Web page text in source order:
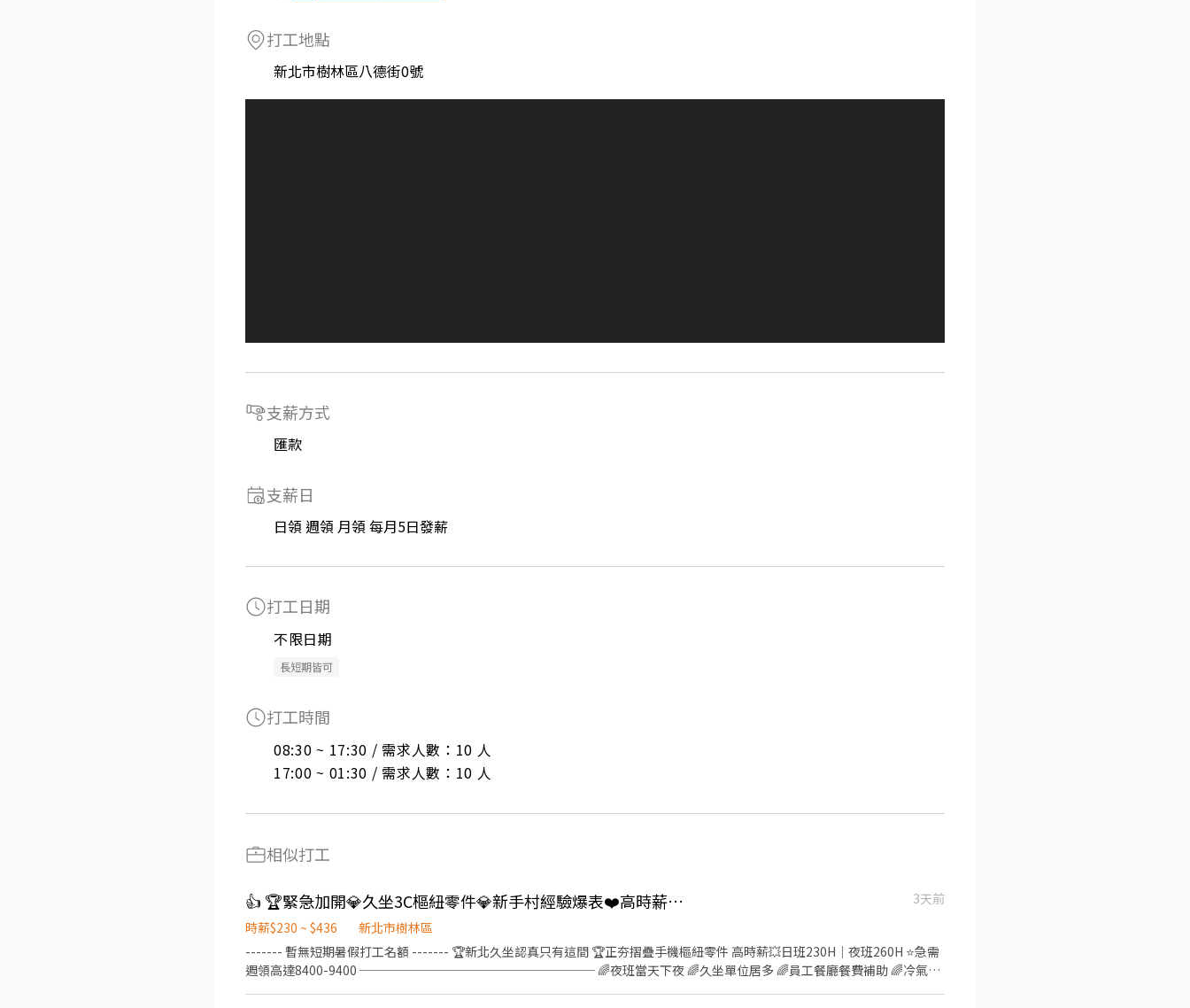
打工地點
新北市樹林區八德街0號
支薪方式
匯款
支薪日
日領 週領 月領 每月5日發薪
打工日期
不限日期
長短期皆可
打工時間
08:30 ~ 17:30 / 需求人數：10 人
17:00 ~ 01:30 / 需求人數：10 人
相似打工
👍 🏆緊急加開💎久坐3C樞紐零件💎新手村經驗爆表❤️高時薪260H❤️週休六日❤️立即上班
3天前
時薪$230 ~ $436
新北市樹林區
------- 暫無短期暑假打工名額 ------- 🏆新北久坐認真只有這間 🏆正夯摺疊手機樞紐零件 高時薪💥日班230H｜夜班260H ⭐️急需
週領高達8400-9400 ─────────────────── 🌈夜班當天下夜 🌈久坐單位居多 🌈員工餐廳餐費補助 🌈冷氣廠